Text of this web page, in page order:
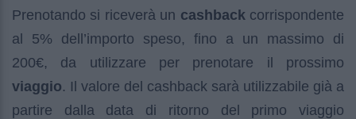
Prenotando si riceverà un cashback corrispondente
al 5% dell’importo speso, fino a un massimo di
200€, da utilizzare per prenotare il prossimo
viaggio. Il valore del cashback sarà utilizzabile già a
partire dalla data di ritorno del primo viaggio